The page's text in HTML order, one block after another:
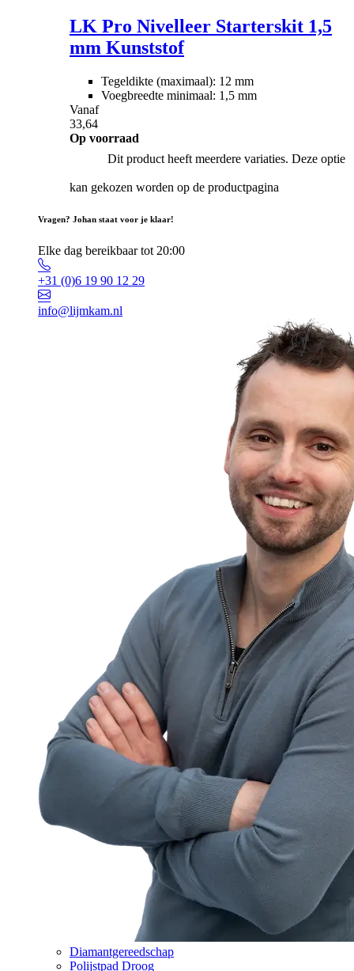
LK Pro Nivelleer Starterskit 1,5
mm Kunststof
Tegeldikte (maximaal): 12 mm
Voegbreedte minimaal: 1,5 mm
Vanaf
33,64
Op voorraad
Dit product heeft meerdere variaties. Deze optie
kan gekozen worden op de productpagina
Vragen? Johan staat voor je klaar!
Elke dag bereikbaar tot 20:00
+31 (0)6 19 90 12 29
info@lijmkam.nl
Diamantgereedschap
Polijstpad Droog